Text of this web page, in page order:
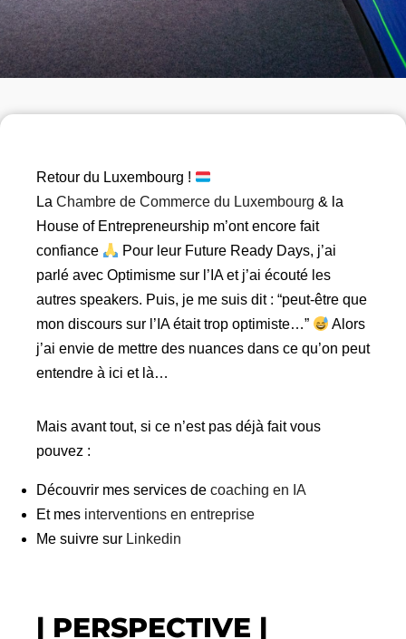
Retour du Luxembourg !
La Chambre de Commerce du Luxembourg & la
House of Entrepreneurship m’ont encore fait
confiance
Pour leur Future Ready Days, j’ai
parlé avec Optimisme sur l’IA et j’ai écouté les
autres speakers. Puis, je me suis dit : “peut-être que
mon discours sur l’IA était trop optimiste…”
Alors
j’ai envie de mettre des nuances dans ce qu’on peut
entendre à ici et là…
Mais avant tout, si ce n’est pas déjà fait vous
pouvez :
Découvrir mes services de coaching en IA
Et mes interventions en entreprise
Me suivre sur Linkedin
| PERSPECTIVE |